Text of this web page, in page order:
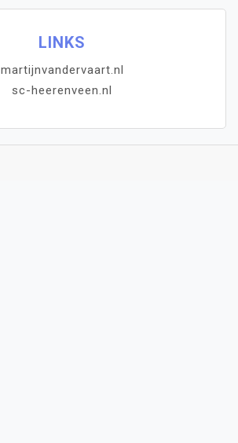
LINKS
martijnvandervaart.nl
sc-heerenveen.nl